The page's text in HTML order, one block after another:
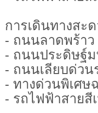
การเดินทางสะ
- ถนนลาดพร้าว
- ถนนประดิษฐ์
- ถนนเลียบด่วน
- ทางด่วนพิเศษ
- รถไฟฟ้าสายสี